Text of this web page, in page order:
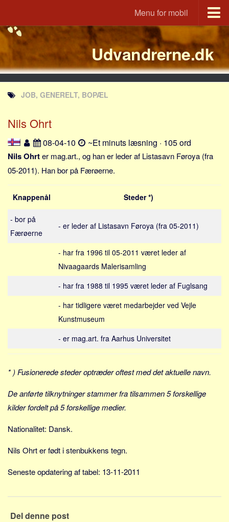
Menu for mobil
Portal
Udvandrerne.dk
Utvandrerne.no
Utvandrarna.se
Tyskland.dk
England.dk
JLKM.dk
Lande
Tyrkiet
Spanien
Frankrig
Sverige
Grækenland
Alle
Nøgleord
Virksomhed
Investering
Pension og opsparing
Transport
Aspekter
Udvandrerne.dk
JOB, GENERELT, BOPÆL
Nils Ohrt
08-04-10 ~Et minuts læsning · 105 ord
Nils Ohrter mag.art., og han er leder af Listasavn Føroya (fra
05-2011). Han bor på Færøerne.
Knappenål Steder *)
- bor på
Færøerne
- er leder af Listasavn Føroya (fra 05-2011)
- har fra 1996 til 05-2011 været leder af
Nivaagaards Malerisamling
- har fra 1988 til 1995 været leder af Fuglsang
- har tidligere været medarbejder ved Vejle
Kunstmuseum
- er mag.art. fra Aarhus Universitet
* ) Fusionerede steder optræder oftest med det aktuelle navn.
De anførte tilknytninger stammer fra tilsammen 5 forskellige
kilder fordelt på 5 forskellige medier.
Nationalitet: Dansk.
Nils Ohrt er født i stenbukkens tegn.
Seneste opdatering af tabel: 13-11-2011
Del denne post